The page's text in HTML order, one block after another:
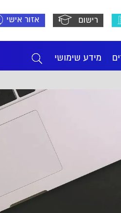
רישום אזור אישי
מידע שימושי